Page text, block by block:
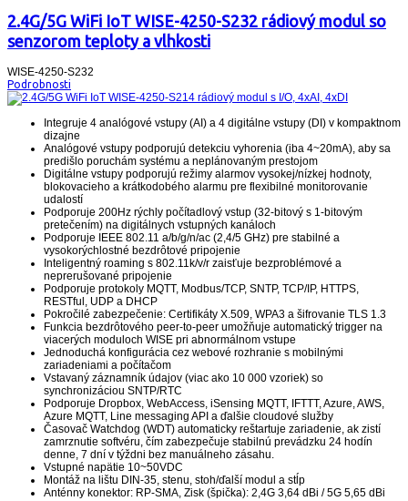
2.4G/5G WiFi IoT WISE-4250-S232 rádiový modul so
senzorom teploty a vlhkosti
WISE-4250-S232
Podrobnosti
Integruje 4 analógové vstupy (AI) a 4 digitálne vstupy (DI) v kompaktnom
dizajne
Analógové vstupy podporujú detekciu vyhorenia (iba 4~20mA), aby sa
predišlo poruchám systému a neplánovaným prestojom
Digitálne vstupy podporujú režimy alarmov vysokej/nízkej hodnoty,
blokovacieho a krátkodobého alarmu pre flexibilné monitorovanie
udalostí
Podporuje 200Hz rýchly počítadlový vstup (32-bitový s 1-bitovým
pretečením) na digitálnych vstupných kanáloch
Podporuje IEEE 802.11 a/b/g/n/ac (2,4/5 GHz) pre stabilné a
vysokorýchlostné bezdrôtové pripojenie
Inteligentný roaming s 802.11k/v/r zaisťuje bezproblémové a
neprerušované pripojenie
Podporuje protokoly MQTT, Modbus/TCP, SNTP, TCP/IP, HTTPS,
RESTful, UDP a DHCP
Pokročilé zabezpečenie: Certifikáty X.509, WPA3 a šifrovanie TLS 1.3
Funkcia bezdrôtového peer-to-peer umožňuje automatický trigger na
viacerých moduloch WISE pri abnormálnom vstupe
Jednoduchá konfigurácia cez webové rozhranie s mobilnými
zariadeniami a počítačom
Vstavaný záznamník údajov (viac ako 10 000 vzoriek) so
synchronizáciou SNTP/RTC
Podporuje Dropbox, WebAccess, iSensing MQTT, IFTTT, Azure, AWS,
Azure MQTT, Line messaging API a ďalšie cloudové služby
Časovač Watchdog (WDT) automaticky reštartuje zariadenie, ak zistí
zamrznutie softvéru, čím zabezpečuje stabilnú prevádzku 24 hodín
denne, 7 dní v týždni bez manuálneho zásahu.
Vstupné napätie 10~50VDC
Montáž na lištu DIN-35, stenu, stoh/ďalší modul a stĺp
Anténny konektor: RP-SMA, Zisk (špička): 2,4G 3,64 dBi / 5G 5,65 dBi